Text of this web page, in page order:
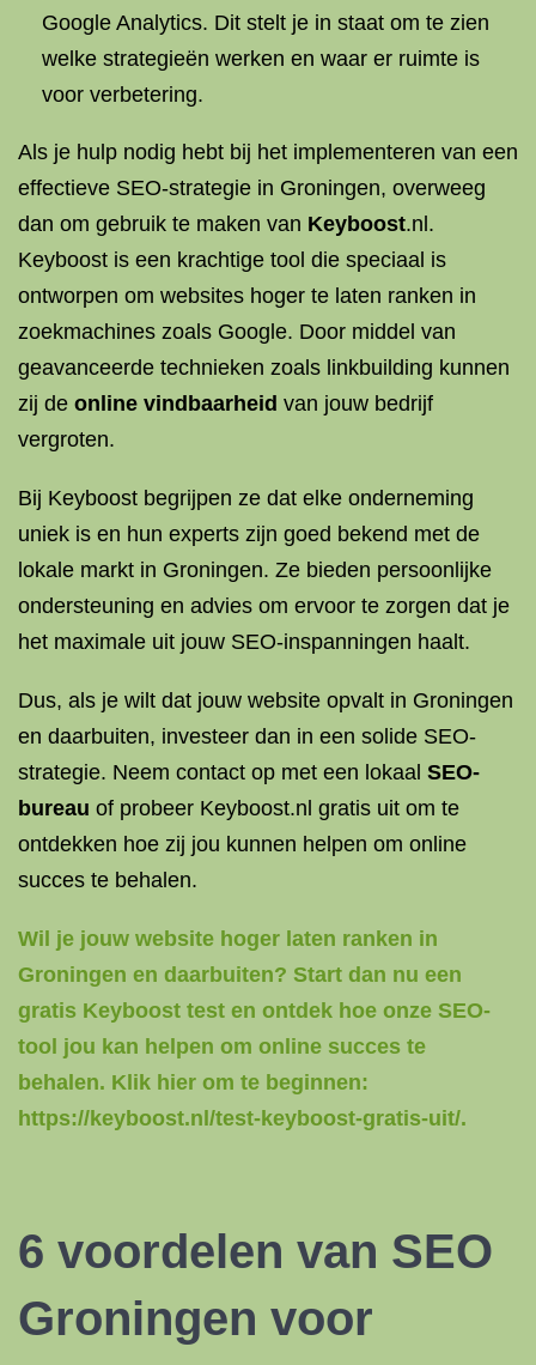
Google Analytics. Dit stelt je in staat om te zien
welke strategieën werken en waar er ruimte is
voor verbetering.
Als je hulp nodig hebt bij het implementeren van een
effectieve SEO-strategie in Groningen, overweeg
dan om gebruik te maken van Keyboost.nl.
Keyboost is een krachtige tool die speciaal is
ontworpen om websites hoger te laten ranken in
zoekmachines zoals Google. Door middel van
geavanceerde technieken zoals linkbuilding kunnen
zij de online vindbaarheid van jouw bedrijf
vergroten.
Bij Keyboost begrijpen ze dat elke onderneming
uniek is en hun experts zijn goed bekend met de
lokale markt in Groningen. Ze bieden persoonlijke
ondersteuning en advies om ervoor te zorgen dat je
het maximale uit jouw SEO-inspanningen haalt.
Dus, als je wilt dat jouw website opvalt in Groningen
en daarbuiten, investeer dan in een solide SEO-
strategie. Neem contact op met een lokaal SEO-
bureau of probeer Keyboost.nl gratis uit om te
ontdekken hoe zij jou kunnen helpen om online
succes te behalen.
Wil je jouw website hoger laten ranken in
Groningen en daarbuiten? Start dan nu een
gratis Keyboost test en ontdek hoe onze SEO-
tool jou kan helpen om online succes te
behalen. Klik hier om te beginnen:
https://keyboost.nl/test-keyboost-gratis-uit/.
6 voordelen van SEO
Groningen voor